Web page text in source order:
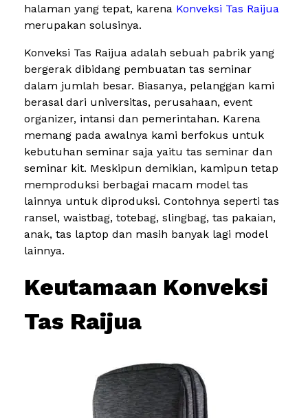
halaman yang tepat, karena Konveksi Tas Raijua
merupakan solusinya.
Konveksi Tas Raijua adalah sebuah pabrik yang
bergerak dibidang pembuatan tas seminar
dalam jumlah besar. Biasanya, pelanggan kami
berasal dari universitas, perusahaan, event
organizer, intansi dan pemerintahan. Karena
memang pada awalnya kami berfokus untuk
kebutuhan seminar saja yaitu tas seminar dan
seminar kit. Meskipun demikian, kamipun tetap
memproduksi berbagai macam model tas
lainnya untuk diproduksi. Contohnya seperti tas
ransel, waistbag, totebag, slingbag, tas pakaian,
anak, tas laptop dan masih banyak lagi model
lainnya.
Keutamaan Konveksi
Tas Raijua